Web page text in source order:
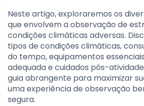
Neste artigo, exploraremos os
que envolvem a observação de
condições climáticas adversas.
tipos de condições climáticas,
do tempo, equipamentos
adequada e cuidados pós-
guia abrangente para maximizar
uma experiência de observação
segura.